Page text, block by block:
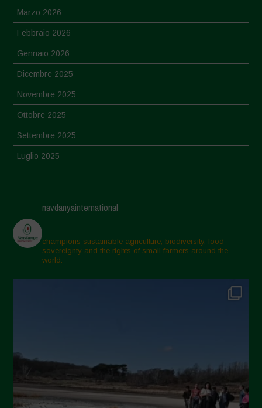
Marzo 2026
Febbraio 2026
Gennaio 2026
Dicembre 2025
Novembre 2025
Ottobre 2025
Settembre 2025
Luglio 2025
Aprile 2025
Marzo 2025
Febbraio 2025
Gennaio 2025
Settembre 2024
Luglio 2024
Maggio 2024
navdanyainternational
champions sustainable agriculture, biodiversity, food
sovereignty and the rights of small farmers around the
world.